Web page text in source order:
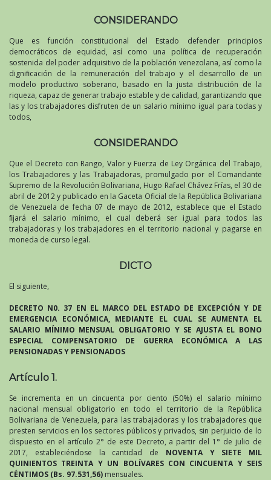
CONSIDERANDO
Que es función constitucional del Estado defender principios
democráticos de equidad, así como una política de recuperación
sostenida del poder adquisitivo de la población venezolana, así como la
digniﬁcación de la remuneración del trabajo y el desarrollo de un
modelo productivo soberano, basado en la justa distribución de la
riqueza, capaz de generar trabajo estable y de calidad, garantizando que
las y los trabajadores disfruten de un salario mínimo igual para todas y
todos,
CONSIDERANDO
Que el Decreto con Rango, Valor y Fuerza de Ley Orgánica del Trabajo,
los Trabajadores y las Trabajadoras, promulgado por el Comandante
Supremo de la Revolución Bolivariana, Hugo Rafael Chávez Frías, el 30 de
abril de 2012 y publicado en la Gaceta Oficial de la República Bolivariana
de Venezuela de fecha 07 de mayo de 2012, establece que el Estado
ﬁjará el salario mínimo, el cual deberá ser igual para todos las
trabajadoras y los trabajadores en el territorio nacional y pagarse en
moneda de curso legal.
DICTO
El siguiente,
DECRETO N0. 37 EN EL MARCO DEL ESTADO DE EXCEPCIÓN Y DE
EMERGENCIA ECONÓMICA, MEDIANTE EL CUAL SE AUMENTA EL
SALARIO MÍNIMO MENSUAL OBLIGATORIO Y SE AJUSTA EL BONO
ESPECIAL COMPENSATORIO DE GUERRA ECONÓMICA A LAS
PENSIONADAS Y PENSIONADOS
Artículo 1.
Se incrementa en un cincuenta por ciento (50%) el salario mínimo
nacional mensual obligatorio en todo el territorio de la República
Bolivariana de Venezuela, para las trabajadoras y los trabajadores que
presten servicios en los sectores públicos y privados, sin perjuicio de lo
dispuesto en el artículo 2° de este Decreto, a partir del 1° de julio de
2017, estableciéndose la cantidad de NOVENTA Y SIETE MIL
QUINIENTOS TREINTA Y UN BOLÍVARES CON CINCUENTA Y SEIS
CÉNTIMOS (Bs. 97.531,56) mensuales.